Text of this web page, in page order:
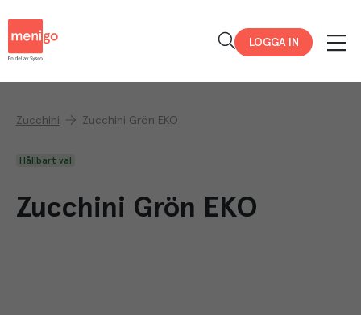
LOGGA IN
Zucchini Zucchini Grön EKO
Hållbart val
Zucchini Grön EKO